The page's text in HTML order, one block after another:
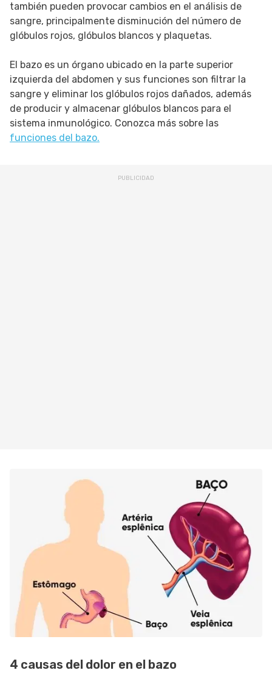
también pueden provocar cambios en el análisis de
sangre, principalmente disminución del número de
glóbulos rojos, glóbulos blancos y plaquetas.
El bazo es un órgano ubicado en la parte superior
izquierda del abdomen y sus funciones son filtrar la
sangre y eliminar los glóbulos rojos dañados, además
de producir y almacenar glóbulos blancos para el
sistema inmunológico. Conozca más sobre las
funciones del bazo.
4 causas del dolor en el bazo